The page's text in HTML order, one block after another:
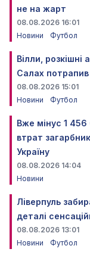
не на жарт
08.08.2026 16:01
Новини
Футбол
Вілли,
Салах потрапив
08.08.2026 15:01
Новини
Футбол
Вже мінус 1 456
втрат
Україну
08.08.2026 14:04
Новини
Ліверпуль
деталі
08.08.2026 13:01
Новини
Футбол